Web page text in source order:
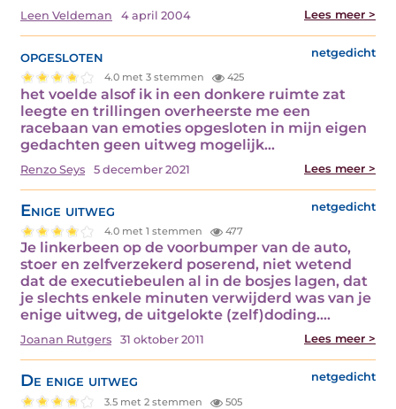
Leen Veldeman 4 april 2004 Lees meer >
opgesloten netgedicht
4.0 met 3 stemmen 425
het voelde alsof ik in een donkere ruimte zat
leegte en trillingen overheerste me een
racebaan van emoties opgesloten in mijn eigen
gedachten geen uitweg mogelijk…
Renzo Seys 5 december 2021 Lees meer >
Enige uitweg netgedicht
4.0 met 1 stemmen 477
Je linkerbeen op de voorbumper van de auto,
stoer en zelfverzekerd poserend, niet wetend
dat de executiebeulen al in de bosjes lagen, dat
je slechts enkele minuten verwijderd was van je
enige uitweg, de uitgelokte (zelf)doding.…
Joanan Rutgers 31 oktober 2011 Lees meer >
De enige uitweg netgedicht
3.5 met 2 stemmen 505